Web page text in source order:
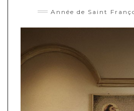
Année de Saint